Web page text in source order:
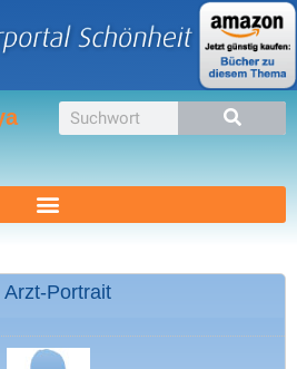
Suche
Arzt-Portrait